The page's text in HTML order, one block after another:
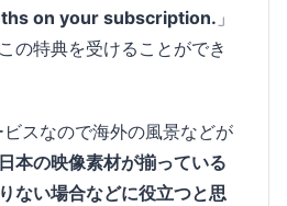
on your subscription. 」
の特典を受けることができ
スなので海外の風景などが
本の映像素材が揃っている
ない場合などに役立つと思